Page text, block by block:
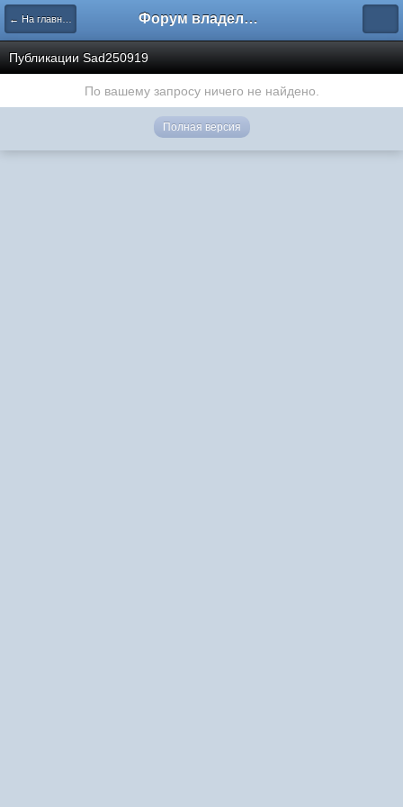
← На главную Форум владельцев интернет-магазинов
Публикации Sad250919
По вашему запросу ничего не найдено.
Полная версия